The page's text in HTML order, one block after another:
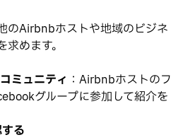
のAirbnbホストや地域のビジネ
めます。
ミュニティ ：Airbnbホストのフ
グループに参加して紹介を
る